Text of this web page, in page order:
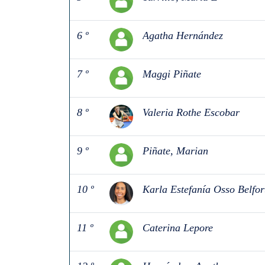
6 º Agatha Hernández
7 º Maggi Piñate
8 º Valeria Rothe Escobar
9 º Piñate, Marian
10 º Karla Estefanía Osso
11 º Caterina Lepore